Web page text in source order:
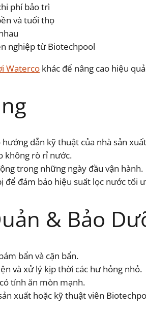
phí bảo trì
và tuổi thọ
nghiệp từ Biotechpool
Waterco khác để nâng cao hiệu
dẫn kỹ thuật của nhà sản
không rò rỉ nước.
trong những ngày đầu vận hành.
để đảm bảo hiệu suất lọc nước tối
& Bảo
bẩn và cặn bẩn.
và xử lý kịp thời các hư hỏng nhỏ.
tính ăn mòn mạnh.
xuất hoặc kỹ thuật viên